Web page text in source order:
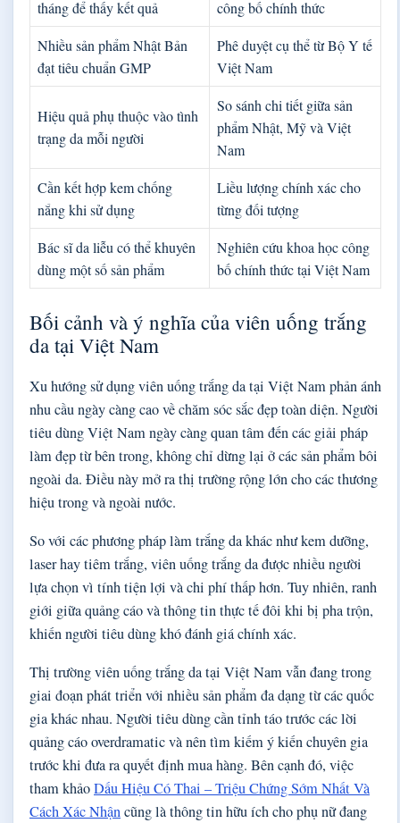
tháng để thấy kết quả
công bố chính thức
Nhiều sản phẩm Nhật Bản
đạt tiêu chuẩn GMP
Phê duyệt cụ thể từ Bộ Y tế
Việt Nam
Hiệu quả phụ thuộc vào tình
trạng da mỗi người
So sánh chi tiết giữa sản
phẩm Nhật, Mỹ và Việt
Nam
Cần kết hợp kem chống
nắng khi sử dụng
Liều lượng chính xác cho
từng đối tượng
Bác sĩ da liễu có thể khuyên
dùng một số sản phẩm
Nghiên cứu khoa học công
bố chính thức tại Việt Nam
Bối cảnh và ý nghĩa của viên uống trắng
da tại Việt Nam
Xu hướng sử dụng viên uống trắng da tại Việt Nam phản ánh
nhu cầu ngày càng cao về chăm sóc sắc đẹp toàn diện. Người
tiêu dùng Việt Nam ngày càng quan tâm đến các giải pháp
làm đẹp từ bên trong, không chỉ dừng lại ở các sản phẩm bôi
ngoài da. Điều này mở ra thị trường rộng lớn cho các thương
hiệu trong và ngoài nước.
So với các phương pháp làm trắng da khác như kem dưỡng,
laser hay tiêm trắng, viên uống trắng da được nhiều người
lựa chọn vì tính tiện lợi và chi phí thấp hơn. Tuy nhiên, ranh
giới giữa quảng cáo và thông tin thực tế đôi khi bị pha trộn,
khiến người tiêu dùng khó đánh giá chính xác.
Thị trường viên uống trắng da tại Việt Nam vẫn đang trong
giai đoạn phát triển với nhiều sản phẩm đa dạng từ các quốc
gia khác nhau. Người tiêu dùng cần tỉnh táo trước các lời
quảng cáo overdramatic và nên tìm kiếm ý kiến chuyên gia
trước khi đưa ra quyết định mua hàng. Bên cạnh đó, việc
tham khảoDấu Hiệu Có Thai – Triệu Chứng Sớm Nhất Và
Cách Xác Nhậncũng là thông tin hữu ích cho phụ nữ đang